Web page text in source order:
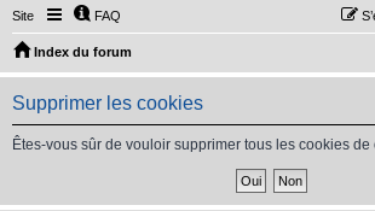
Site FAQ
Index du forum
Supprimer les cookies
Êtes-vous sûr de vouloir supprimer tous les cookies de